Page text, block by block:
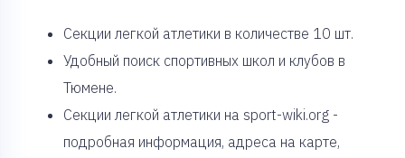
Cекции легкой атлетики в количестве 10 шт.
Удобный поиск спортивных школ и клубов в
Тюмене.
Секции легкой атлетики на sport-wiki.org -
подробная информация, адреса на карте,